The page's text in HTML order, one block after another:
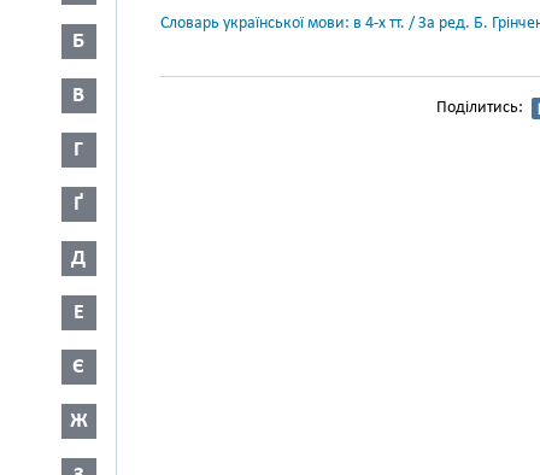
Б
В
Г
Ґ
Д
Е
Є
Ж
Словарь української мови: в 4-х тт. / За ред. Б.
Поділитись: